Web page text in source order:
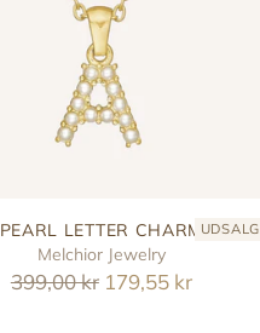
PEARL LETTER CHARMUDSALG
Melchior Jewelry
Reguler
399,00 kr 179,55 kr